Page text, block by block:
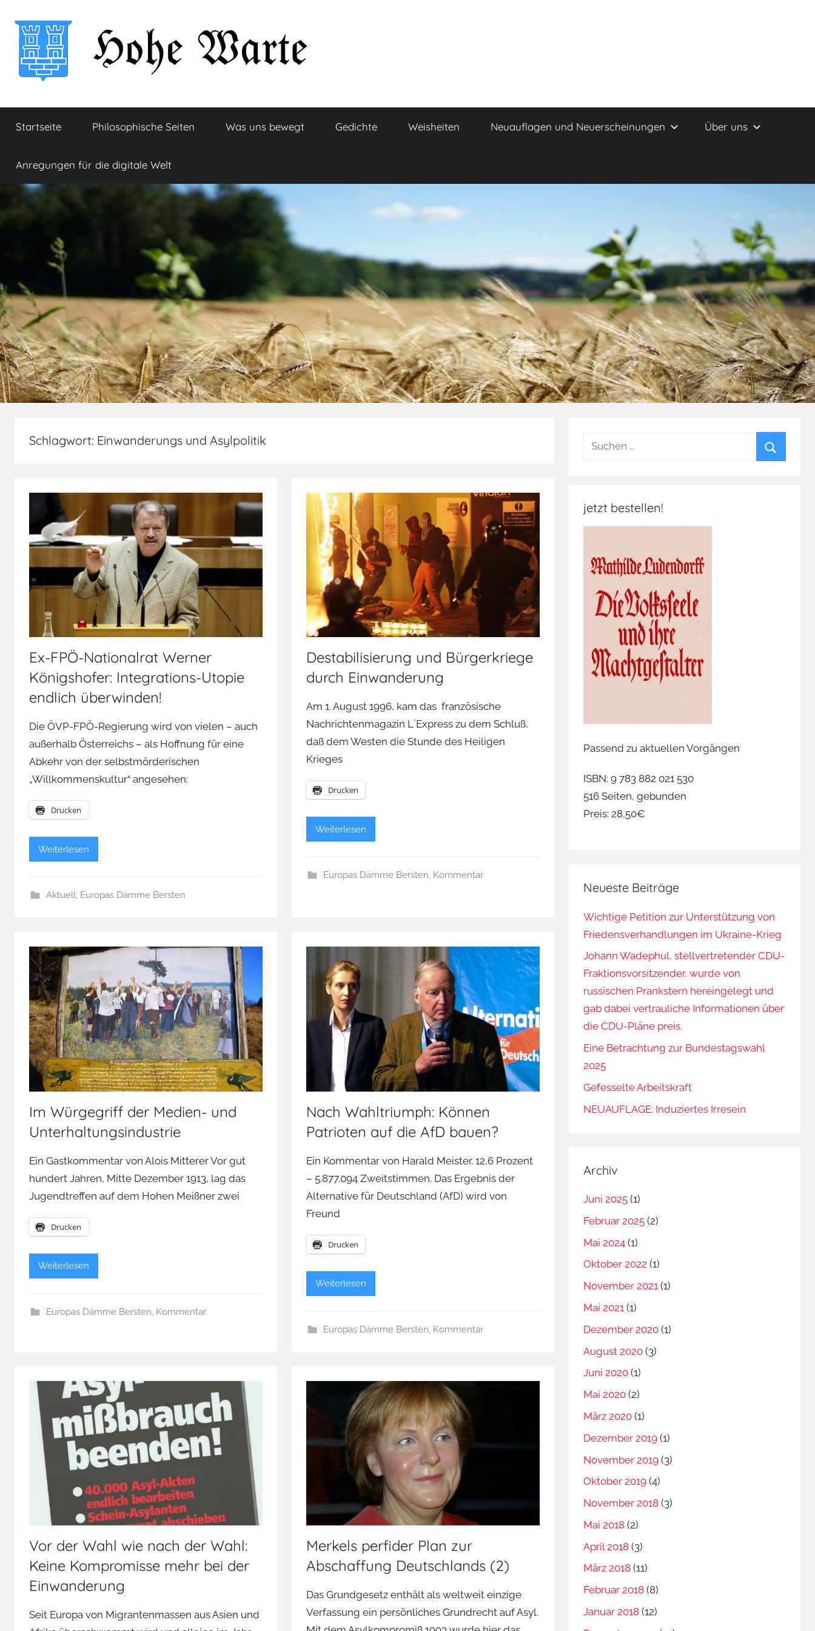
Inhalt
springen
Hohe
Warte
Startseite Philosophische Seiten Was uns bewegt Gedichte Weisheiten Neuauflagen und Neuerscheinungen Über uns
Anregungen für die digitale Welt
Schlagwort: Einwanderungs und Asylpolitik
Ex-FPÖ-Nationalrat Werner
Königshofer: Integrations-Utopie
endlich überwinden!
Die ÖVP-FPÖ-Regierung wird von vielen – auch
außerhalb Österreichs – als Hoffnung für eine
Abkehr von der selbstmörderischen
„Willkommenskultur“ angesehen:
Drucken
Weiterlesen
Aktuell, Europas Dämme Bersten
Destabilisierung und Bürgerkriege
durch Einwanderung
Am 1. August 1996, kam das französische
Nachrichtenmagazin L´Express zu dem Schluß,
daß dem Westen die Stunde des Heiligen
Krieges
Drucken
Weiterlesen
Europas Dämme Bersten, Kommentar
Im Würgegriff der Medien- und
Unterhaltungsindustrie
Ein Gastkommentar von Alois Mitterer Vor gut
hundert Jahren, Mitte Dezember 1913, lag das
Jugendtreffen auf dem Hohen Meißner zwei
Drucken
Weiterlesen
Europas Dämme Bersten, Kommentar
Nach Wahltriumph: Können
Patrioten auf die AfD bauen?
Ein Kommentar von Harald Meister. 12,6 Prozent
– 5.877.094 Zweitstimmen. Das Ergebnis der
Alternative für Deutschland (AfD) wird von
Freund
Drucken
Weiterlesen
Europas Dämme Bersten, Kommentar
Vor der Wahl wie nach der Wahl:
Keine Kompromisse mehr bei der
Einwanderung
Seit Europa von Migrantenmassen aus Asien und
Merkels perfider Plan zur
Abschaffung Deutschlands (2)
Das Grundgesetz enthält als weltweit einzige
Verfassung ein persönliches Grundrecht auf Asyl.
Suchen
jetzt bestellen!
Passend zu aktuellen Vorgängen
ISBN: 9 783 882 021 530
516 Seiten, gebunden
Preis: 28,50€
Neueste Beiträge
Wichtige Petition zur Unterstützung von
Friedensverhandlungen im Ukraine-Krieg
Johann Wadephul, stellvertretender CDU-
Fraktionsvorsitzender, wurde von
russischen Prankstern hereingelegt und
gab dabei vertrauliche Informationen über
die CDU-Pläne preis.
Eine Betrachtung zur Bundestagswahl
2025
Gefesselte Arbeitskraft
NEUAUFLAGE: Induziertes Irresein
Archiv
Juni 2025 (1)
Februar 2025 (2)
Mai 2024 (1)
Oktober 2022 (1)
November 2021 (1)
Mai 2021 (1)
Dezember 2020 (1)
August 2020 (3)
Juni 2020 (1)
Mai 2020 (2)
März 2020 (1)
Dezember 2019 (1)
November 2019 (3)
Oktober 2019 (4)
November 2018 (3)
Mai 2018 (2)
April 2018 (3)
März 2018 (11)
Februar 2018 (8)
Januar 2018 (12)